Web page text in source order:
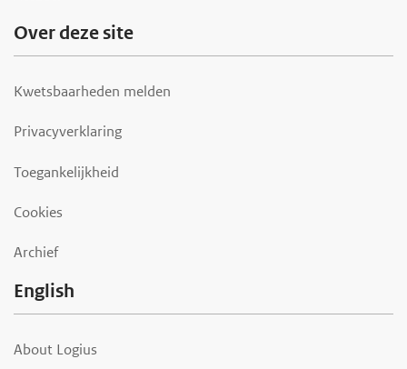
Over deze site
Kwetsbaarheden melden
Privacyverklaring
Toegankelijkheid
Cookies
Archief
English
About Logius